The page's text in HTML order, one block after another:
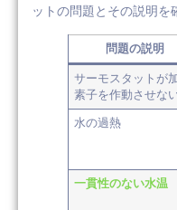
ットの問題とその説明を
問題の説明
サーモスタットが
素子を作動させな
水の過熱
一貫性のない水温